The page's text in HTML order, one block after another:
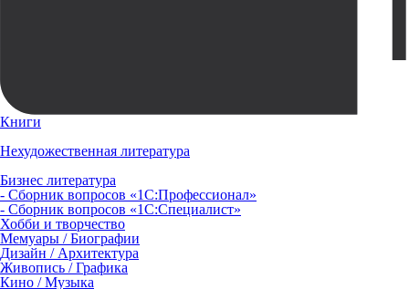
Книги
Нехудожественная литература
Бизнес литература
- Сборник вопросов «1С:Профессионал»
- Сборник вопросов «1С:Специалист»
Хобби и творчество
Мемуары / Биографии
Дизайн / Архитектура
Живопись / Графика
Кино / Музыка